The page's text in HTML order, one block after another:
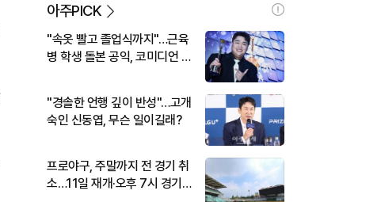
아주PICK
"속옷 빨고 졸업식까지"…근육
병 학생 돌본 공익, 코미디언 김
"경솔한 언행 깊이 반성"…고개
숙인 신동엽, 무슨 일이길래?
프로야구, 주말까지 전 경기 취
소…11일 재개·오후 7시 경기